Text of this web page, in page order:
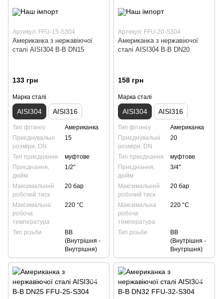
Артикул: FFU-15-S304
Американка з нержавіючої
сталі AISI304 В-В DN15
133 грн
Марка сталі
AISI304 AISI316
Тип фітингу
Американка
Приєднувальні
розміри, DN
15
Тип приєднання
муфтове
Приєднання,
дюйм
1/2"
Максимальний
робочий тиск
20 бар
Максимальна
робоча
температура
220 °С
Тип різьби
ВВ
(Внутрішня -
Внутрішня)
Артикул: FFU-20-S304
Американка з нержавіючої
сталі AISI304 В-В DN20
158 грн
Марка сталі
AISI304 AISI316
Тип фітингу
Американка
Приєднувальні
розміри, DN
20
Тип приєднання
муфтове
Приєднання,
дюйм
3/4"
Максимальний
робочий тиск
20 бар
Максимальна
робоча
температура
220 °С
Тип різьби
ВВ
(Внутрішня -
Внутрішня)